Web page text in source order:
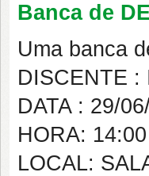
Banca de
Uma banca
DISCENTE :
DATA : 29/
HORA: 14:00
LOCAL: